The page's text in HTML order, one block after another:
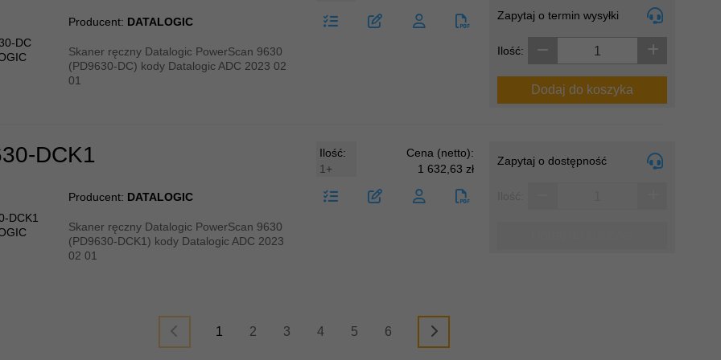
Producent: DATALOGIC
Skaner ręczny Datalogic PowerScan 9630
(PD9630-DC) kody Datalogic ADC 2023 02
01
Zapytaj o termin wysyłki
Ilość:
Dodaj do koszyka
DCK1
Producent: DATALOGIC
Skaner ręczny Datalogic PowerScan 9630
(PD9630-DCK1) kody Datalogic ADC 2023
02 01
Ilość:
Cena (netto):
1+
1 632,63 zł
Zapytaj o dostępność
1 2 3 4 5 6